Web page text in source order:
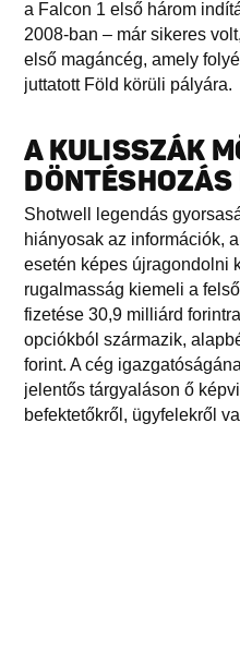
a Falcon 1 első három
2008-ban – már sikeres
első magáncég, amely
juttatott Föld körüli pályára.
A KULISSZÁK
Shotwell legendás
hiányosak az információk,
esetén képes újragondolni
rugalmasság kiemeli a
fizetése 30,9 milliárd
opciókból származik,
forint. A cég
jelentős tárgyaláson ő
befektetőkről, ügyfelekről